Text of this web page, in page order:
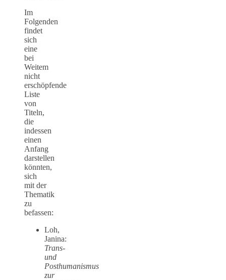
Im
Folgenden
findet
sich
eine
bei
Weitem
nicht
erschöpfende
Liste
von
Titeln,
die
indessen
einen
Anfang
darstellen
könnten,
sich
mit der
Thematik
zu
befassen:
Loh,
Janina:
Trans-
und
Posthumanismus
zur